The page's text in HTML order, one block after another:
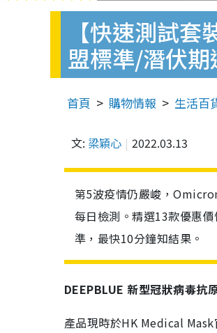
【快速測試
盟標準/潛伏期
首頁 購物情報 生活百
文: 梁穎心 2022.03.13
第5波疫情仍嚴峻，
每日檢測。精選13款優惠
準，最快10分鐘知結果。
DEEPBLUE 新型冠狀病毒抗
產品現時於HK Medical